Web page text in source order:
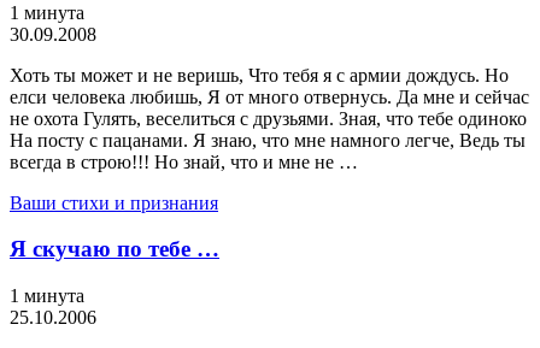
1 минута
30.09.2008
Хоть ты может и не веришь, Что тебя я с армии дождусь. Но
елси человека любишь, Я от много отвернусь. Да мне и сейчас
не охота Гулять, веселиться с друзьями. Зная, что тебе одиноко
На посту с пацанами. Я знаю, что мне намного легче, Ведь ты
всегда в строю!!! Но знай, что и мне не …
Ваши стихи и признания
Я скучаю по тебе …
1 минута
25.10.2006